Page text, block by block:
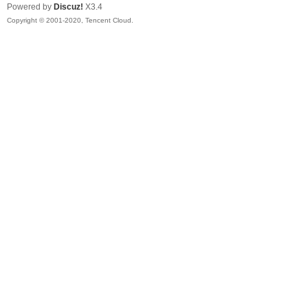
Powered by Discuz! X3.4
Copyright © 2001-2020, Tencent Cloud.